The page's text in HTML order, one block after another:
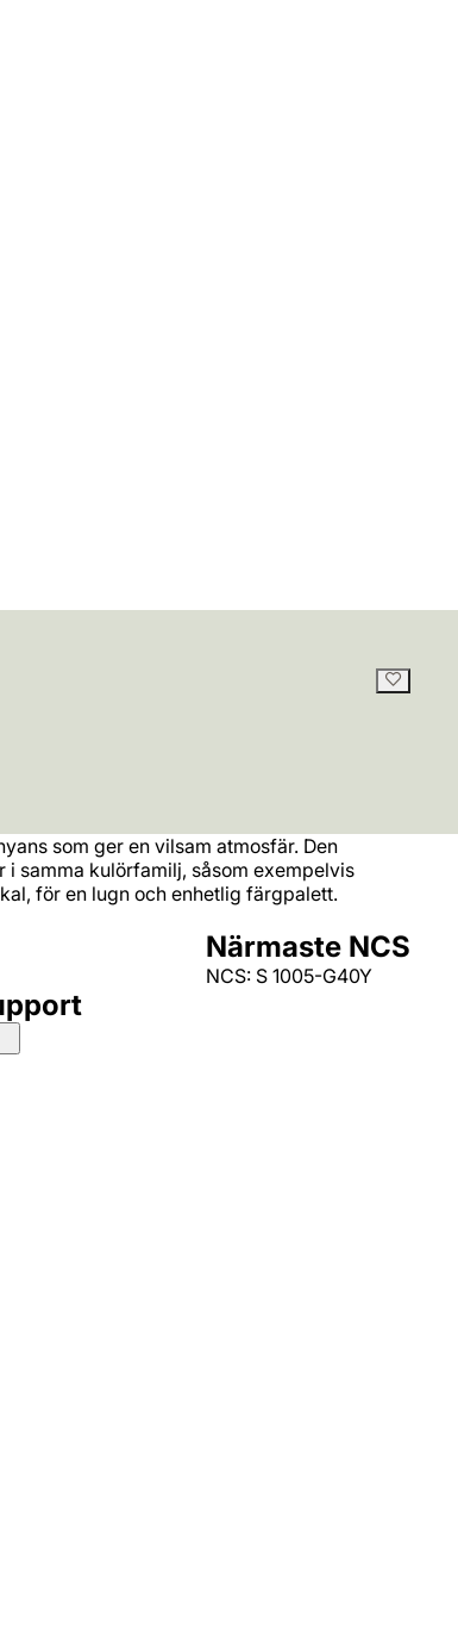
som ger en vilsam atmosfär. Den
samma kulörfamilj, såsom exempelvis
för en lugn och enhetlig färgpalett.
Närmaste NCS
NCS: S 1005-G40Y